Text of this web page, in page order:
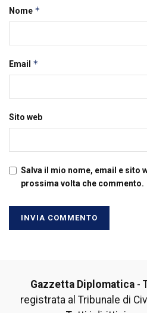
Nome *
Email *
Sito web
Salva il mio nome, email e sito
prossima volta che commento.
Gazzetta Diplomatica-
registrata al Tribunale di